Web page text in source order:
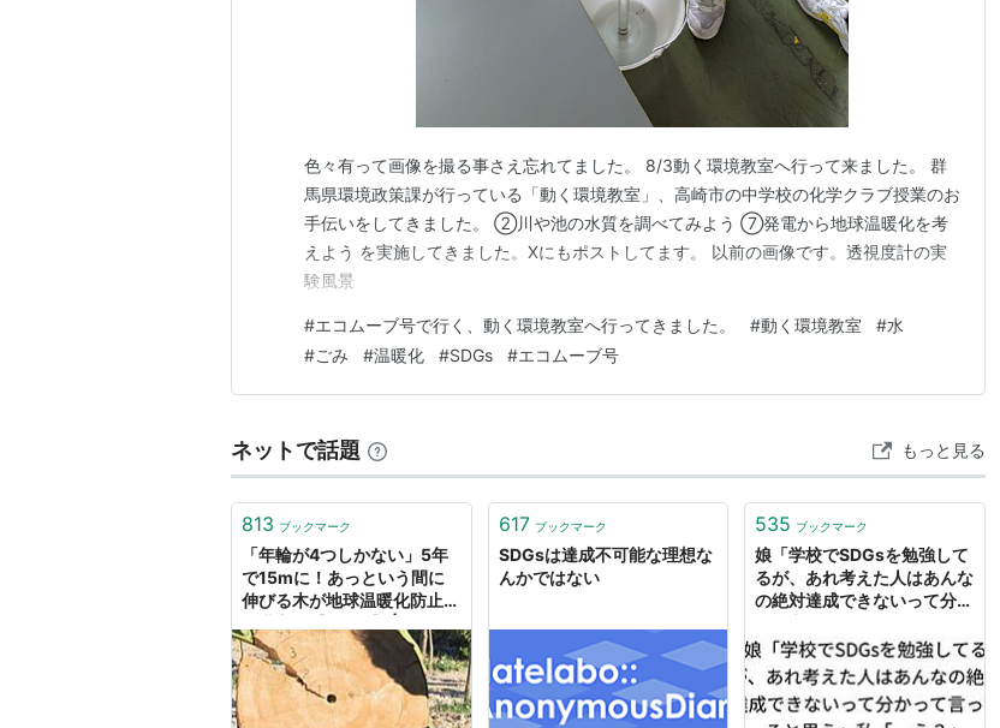
色々有って画像を撮る事さえ忘れてました。 8/3動く環境教室へ行って来ました。 群
馬県環境政策課が行っている「動く環境教室」、高崎市の中学校の化学クラブ授業のお
手伝いをしてきました。 ②川や池の水質を調べてみよう ⑦発電から地球温暖化を考
えよう を実施してきました。Xにもポストしてます。 以前の画像です。透視度計の実
験風景
#エコムーブ号で行く、動く環境教室へ行ってきました。 #動く環境教室 #水
#ごみ #温暖化 #SDGs #エコムーブ号
ネットで話題 もっと見る
813 ブックマーク
「年輪が4つしかない」5年
で15mに！あっという間に
伸びる木が地球温暖化防止の
NEWS DIG
617 ブックマーク
SDGsは達成不可能な理想な
んかではない
535 ブックマーク
娘「学校でSDGsを勉強して
るが、あれ考えた人はあんな
の絶対達成できないって分か
「....え？」